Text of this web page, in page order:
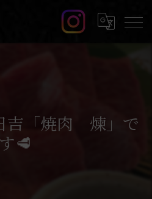
吉「焼肉 煉」で
す🥩